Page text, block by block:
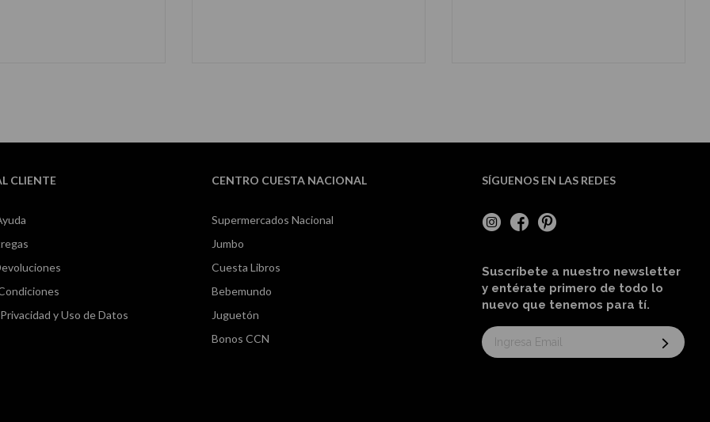
CLIENTE
y Uso de Datos
CENTRO CUESTA NACIONAL
Supermercados Nacional
Jumbo
Cuesta Libros
Bebemundo
Juguetón
Bonos CCN
SÍGUENOS EN LAS REDES
Suscríbete a nuestro newsletter
y entérate primero de todo lo
nuevo que tenemos para tí.
Suscríbase
al